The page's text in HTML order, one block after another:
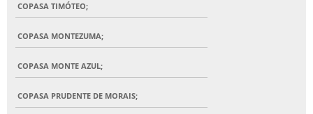
COPASA TIMÓTEO;
COPASA MONTEZUMA;
COPASA MONTE AZUL;
COPASA PRUDENTE DE MORAIS;